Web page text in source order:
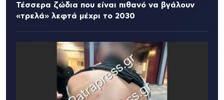
Τέσσερα ζώδια που είναι πιθανό να βγάλουν
«τρελά» λεφτά μέχρι το 2030